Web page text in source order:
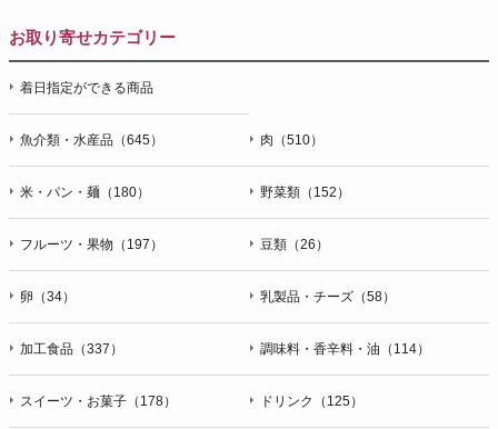
お取り寄せカテゴリー
着日指定ができる商品
魚介類・水産品（645） 肉（510）
米・パン・麺（180） 野菜類（152）
フルーツ・果物（197） 豆類（26）
卵（34） 乳製品・チーズ（58）
加工食品（337） 調味料・香辛料・油（114）
スイーツ・お菓子（178） ドリンク（125）